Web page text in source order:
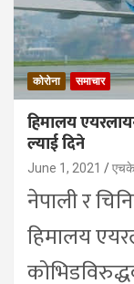
कोरोना समाचार
हिमालय
ल्याई दिने
June 1, 2021
नेपाली र
हिमालय